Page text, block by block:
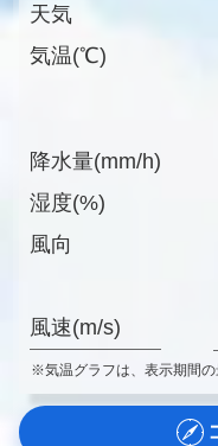
天気
気温(℃)
降水量(mm/h)
湿度(%)
風向
風速(m/s)
※気温グラフは、表示期間の